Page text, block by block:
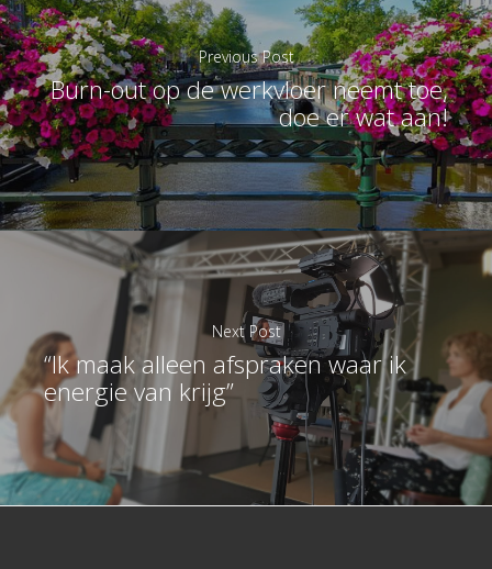
Previous Post
Burn-out op de werkvloer neemt toe,
doe er wat aan!
Next Post
“Ik maak alleen afspraken waar ik
energie van krijg”